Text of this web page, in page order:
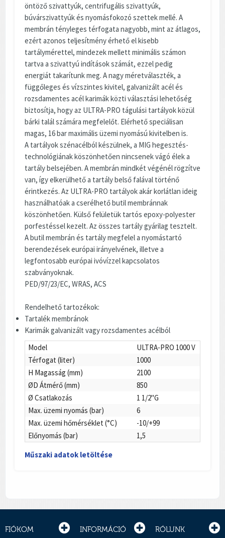
öntöző szivattyúk, centrifugális szivattyúk,
búvárszivattyúk és nyomásfokozó szettek mellé. A
membrán tényleges térfogata nagyobb, mint az átlagos,
ezért azonos teljesítmény érhető el kisebb
tartálymérettel, mindezek mellett minimális számon
tartva a szivattyú indítások számát, ezzel pedig
energiát takarítunk meg. A nagy méretválaszték, a
függőleges és vízszintes kivitel, galvanizált acél és
rozsdamentes acél karimák közti választási lehetőség
biztosítja, hogy az ULTRA-PRO tágulási tartályok közül
bárki talál számára megfelelőt. Elérhető speciálisan
magas, 16 bar maximális üzemi nyomású kivitelben is.
A tartályok szénacélból készülnek, a MIG hegesztés-
technológiának köszönhetően nincsenek vágó élek a
tartály belsejében. A membrán mindkét végénél rögzítve
van, így elkerülhető a tartály belső falával történő
érintkezés. Az ULTRA-PRO tartályok akár korlátlan ideig
használhatóak a cserélhető butil membránnak
köszönhetően. Külső felületük tartós epoxy-polyester
porfestéssel kezelt. Az összes tartály gyárilag tesztelt.
A butil membrán és tartály megfelel a nyomástartó
berendezések európai irányelvének, illetve a
legfontosabb európai ivóvízzel kapcsolatos
szabványoknak.
PED/97/23/EC, WRAS, ACS
Rendelhető tartozékok:
Tartalék membránok
Karimák galvanizált vagy rozsdamentes acélból
Model
ULTRA-PRO 1000 V
Térfogat (liter)
1000
H Magasság (mm)
2100
ØD Átmérő (mm)
850
Ø Csatlakozás
1 1/2"G
Max. üzemi nyomás (bar)
6
Max. üzemi hőmérséklet (°C)
-10/+99
Előnyomás (bar)
1,5
Műszaki adatok letöltése
FIÓKOM INFORMÁCIÓ RÓLUNK